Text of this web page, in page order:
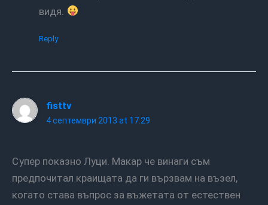
видя.
Reply
fisttv
4 септември 2013 at 17:29
Супер показно Луци. Макар че винаги съм
предпочитал краищата да ги вързвам на възел,
когато става въпрос за въжетата от естествен